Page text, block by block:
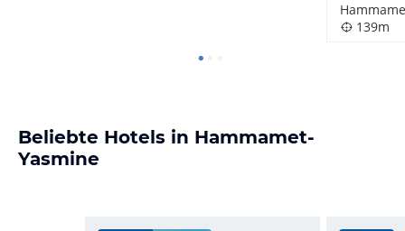
139m
Beliebte Hotels in Hammamet-
Yasmine